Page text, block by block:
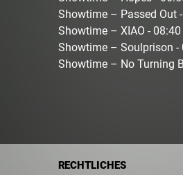
Showtime – Passed Out
Showtime – XIAO -
Showtime – Soulprison -
Showtime – No Turning
RECHTLICHES